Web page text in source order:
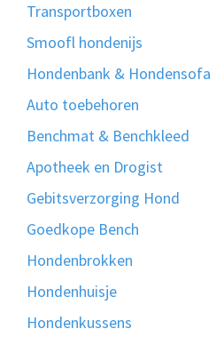
Transportboxen
Smoofl hondenijs
Hondenbank & Hondensofa
Auto toebehoren
Benchmat & Benchkleed
Apotheek en Drogist
Gebitsverzorging Hond
Goedkope Bench
Hondenbrokken
Hondenhuisje
Hondenkussens